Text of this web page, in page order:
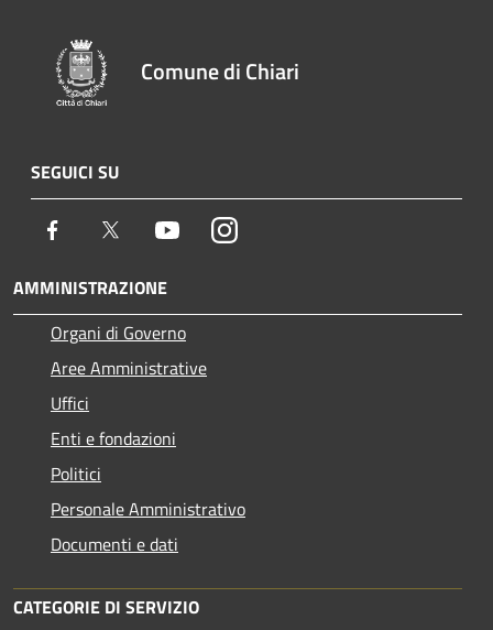
Comune di Chiari
SEGUICI SU
Facebook Twitter YoutubeInstagram
AMMINISTRAZIONE
Organi di Governo
Aree Amministrative
Uffici
Enti e fondazioni
Politici
Personale Amministrativo
Documenti e dati
CATEGORIE DI SERVIZIO